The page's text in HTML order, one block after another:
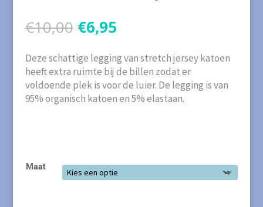
€10,00 Oorspronkelijke
prijs
was:
€10,00.
€6,95Huidige
is:
€6,95.
Deze schattige legging van stretch jersey katoen
heeft extra ruimte bij de billen zodat er
voldoende plek is voor de luier. De legging is van
95% organisch katoen en 5% elastaan.
Maat